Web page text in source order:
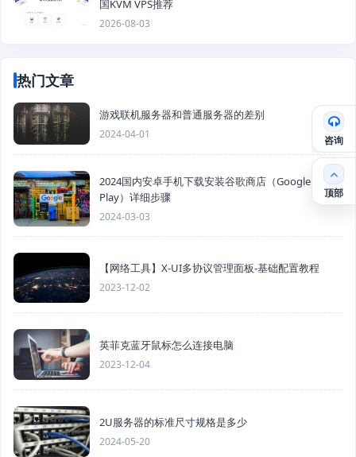
国KVM VPS推荐
2026-08-03
热门文章
游戏联机服务器和普通服务器的差别
2024-04-01
2024国内安卓手机下载安装谷歌商店（Google
Play）详细步骤
2024-03-03
【网络工具】X-UI多协议管理面板-基础配置教程
2023-12-02
英菲克蓝牙鼠标怎么连接电脑
2023-12-04
2U服务器的标准尺寸规格是多少
2024-05-20
咨询
顶部